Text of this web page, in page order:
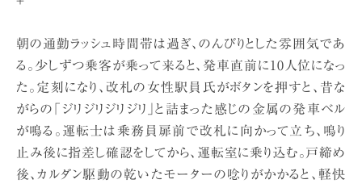
朝の通勤ラッシュ時間帯は過ぎ、のんびりとした雰囲気であ
る。少しずつ乗客が乗って来ると、発車直前に10人位になっ
た。定刻になり、改札の女性駅員氏がボタンを押すと、昔な
がらの「ジリジリジリジリ」と詰まった感じの金属の発車ベル
が鳴る。運転士は乗務員扉前で改札に向かって立ち、鳴り
止み後に指差し確認をしてから、運転室に乗り込む。戸締め
後、カルダン駆動の乾いたモーターの唸りがかかると、軽快